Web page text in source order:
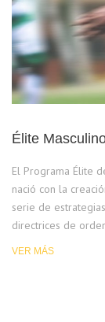
Élite
El Programa Élite
nació con la
serie de
directrices de
VER MÁS